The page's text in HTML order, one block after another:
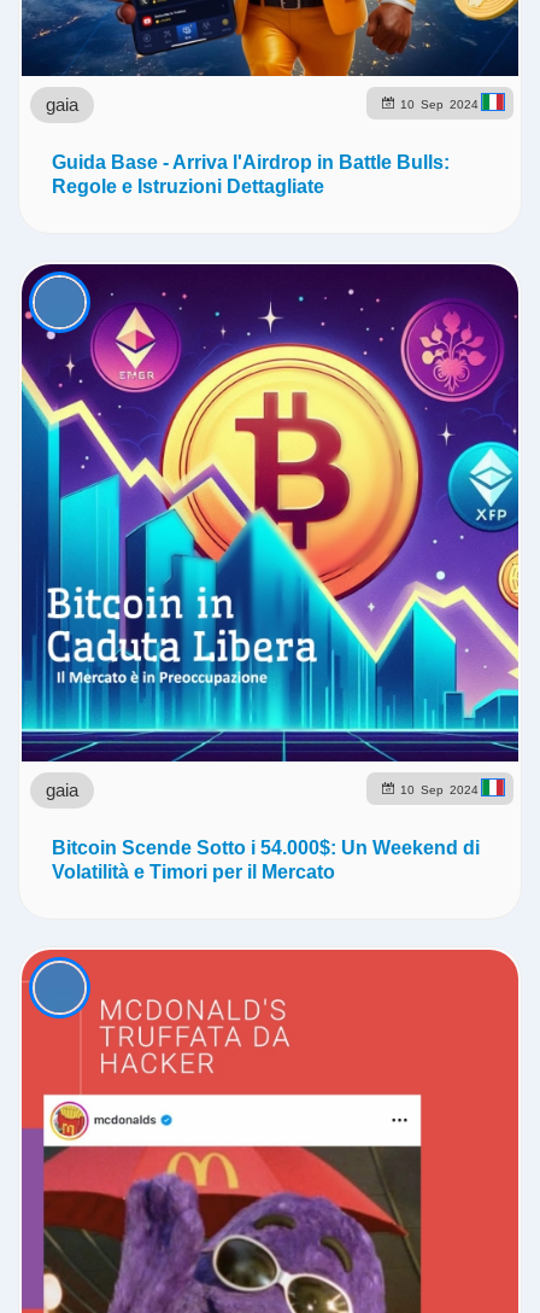
10 Sep 2024
gaia
Guida Base - Arriva l'Airdrop in Battle Bulls:
Regole e Istruzioni Dettagliate
10 Sep 2024
gaia
Bitcoin Scende Sotto i 54.000$: Un Weekend di
Volatilità e Timori per il Mercato